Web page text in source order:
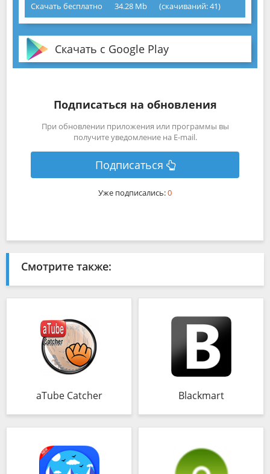
Скачать бесплатно 34.28 Mb (cкачиваний: 41)
Скачать с Google Play
Подписаться на обновления
При обновлении приложения или программы вы
получите уведомление на E-mail.
Подписаться
Уже подписались:0
Смотрите также:
aTube Catcher Blackmart